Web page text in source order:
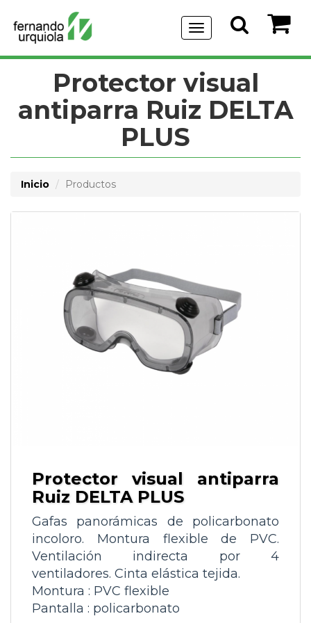
Menu
de
Navegación
Protector visual
antiparra Ruiz DELTA
PLUS
Inicio Productos
Protector visual antiparra
Ruiz DELTA PLUS
Gafas panorámicas de policarbonato
incoloro. Montura flexible de PVC.
Ventilación indirecta por 4
ventiladores. Cinta elástica tejida.
Montura : PVC flexible
Pantalla : policarbonato